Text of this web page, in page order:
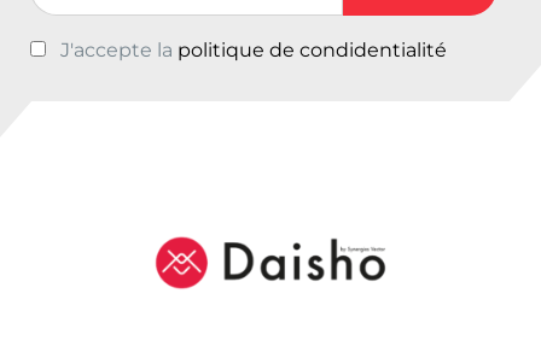
J'accepte la politique de condidentialité